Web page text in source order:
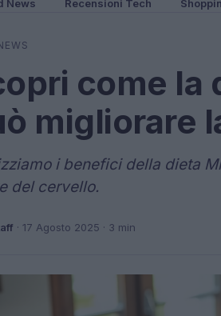
News Recensioni Tech
come la
migliorare
i benefici della dieta
del cervello.
· 17 Agosto 2025 · 3 min